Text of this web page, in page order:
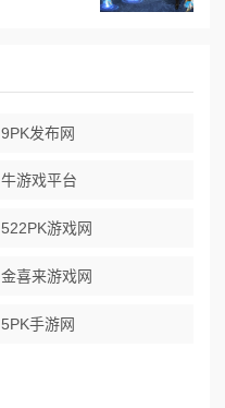
9PK发布网
牛游戏平台
522PK游戏网
金喜来游戏网
5PK手游网